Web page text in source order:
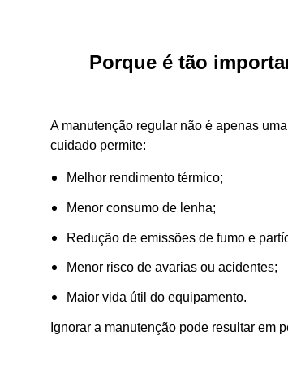
Porque é tão
A manutenção regular não é apenas
cuidado permite:
Melhor rendimento térmico;
Menor consumo de lenha;
Redução de emissões de fumo e
Menor risco de avarias ou acidentes;
Maior vida útil do equipamento.
Ignorar a manutenção pode resultar em